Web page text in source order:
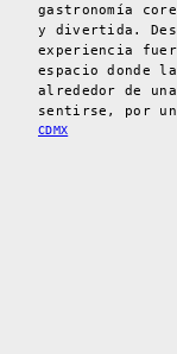
gastronomía
y divertida.
experiencia
espacio donde
alrededor de
sentirse, por un
CDMX